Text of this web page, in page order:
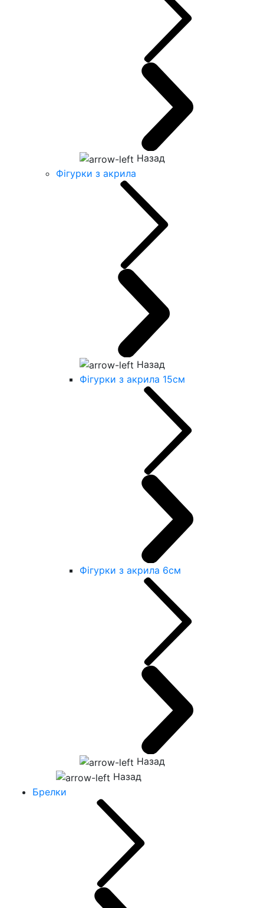
Назад
Фігурки з акрила
Назад
Фігурки з акрила 15см
Фігурки з акрила 6см
Назад
Назад
Брелки